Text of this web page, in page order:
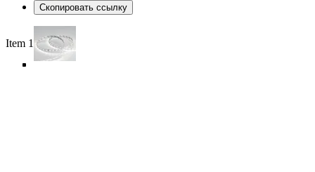
Скопировать ссылку
Item 1 of 6